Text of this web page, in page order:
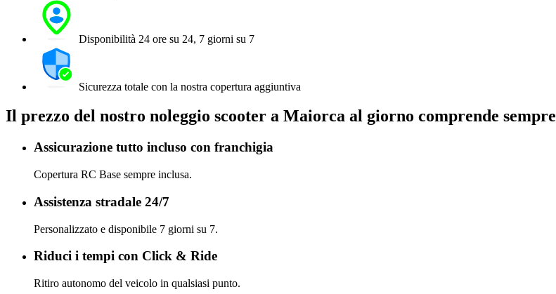
Disponibilità 24 ore su 24, 7 giorni su 7
Sicurezza totale con la nostra copertura aggiuntiva
Il prezzo del nostro noleggio scooter a Maiorca al giorno comprende sempre
Assicurazione tutto incluso con franchigia
Copertura RC Base sempre inclusa.
Assistenza stradale 24/7
Personalizzato e disponibile 7 giorni su 7.
Riduci i tempi con Click & Ride
Ritiro autonomo del veicolo in qualsiasi punto.